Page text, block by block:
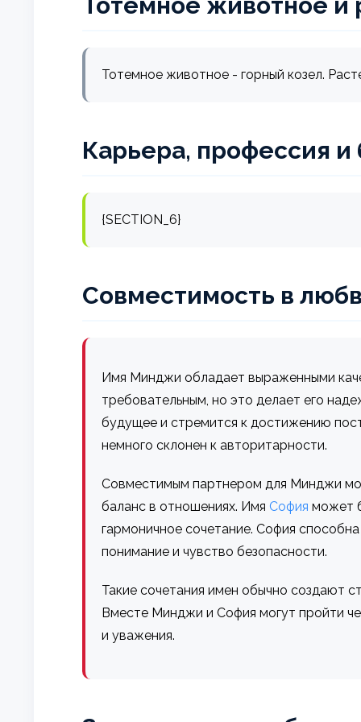
Тотемное животное - горный козел.
Карьера, профессия и
{SECTION_6}
Совместимость в
Имя Минджи обладает выраженными
требовательным, но это делает его
будущее и стремится к достижению
немного склонен к авторитарности.
Совместимым партнером для Минджи
баланс в отношениях. Имя София может
гармоничное сочетание. София
понимание и чувство безопасности.
Такие сочетания имен обычно создают
Вместе Минджи и София могут пройти
и уважения.